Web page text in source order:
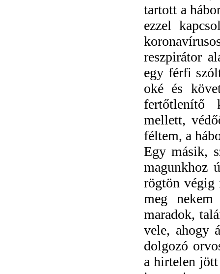
tartott a
ezzel
reszpirátor
egy férfi
oké és
fertőtlenítő
mellett,
féltem, a
Egy másik,
magunkhoz
rögtön végig
meg
maradok,
vele, ahogy
dolgozó
a hirtelen